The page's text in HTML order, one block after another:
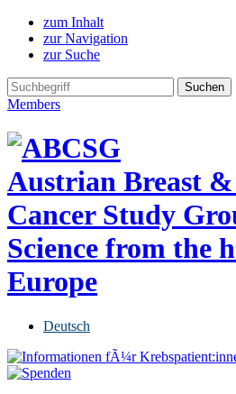
zum Inhalt
zur Navigation
zur Suche
Members
Austrian Breast
Cancer Study
Science from the
Europe
Deutsch